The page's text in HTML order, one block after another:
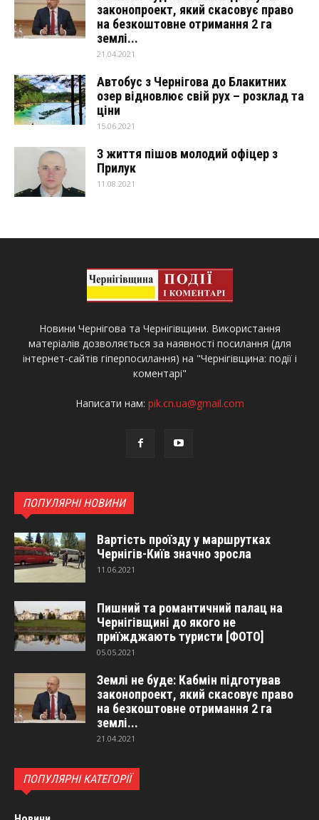
законопроект, який скасовує право
на безкоштовне отримання 2 га
землі...
21.04.2021
Автобус з Чернігова до Блакитних
озер відновлює свій рух – розклад та
ціни
15.06.2021
З життя пішов молодий офіцер з
Прилук
11.08.2021
Новини Чернігова та Чернігівщини. Використання
матеріалів дозволяється за наявності посилання (для
інтернет-сайтів гіперпосилання) на "Чернігівщина: події і
коментарі"
Написати нам: pik.cn.ua@gmail.com
ПОПУЛЯРНІ НОВИНИ
Вартість проїзду у маршрутках
Чернігів-Київ значно зросла
11.06.2021
Пишний та романтичний палац на
Чернігівщині до якого не
приїжджають туристи [ФОТО]
05.05.2021
Землі не буде: Кабмін підготував
законопроект, який скасовує право
на безкоштовне отримання 2 га
землі...
21.04.2021
ПОПУЛЯРНІ КАТЕГОРІЇ